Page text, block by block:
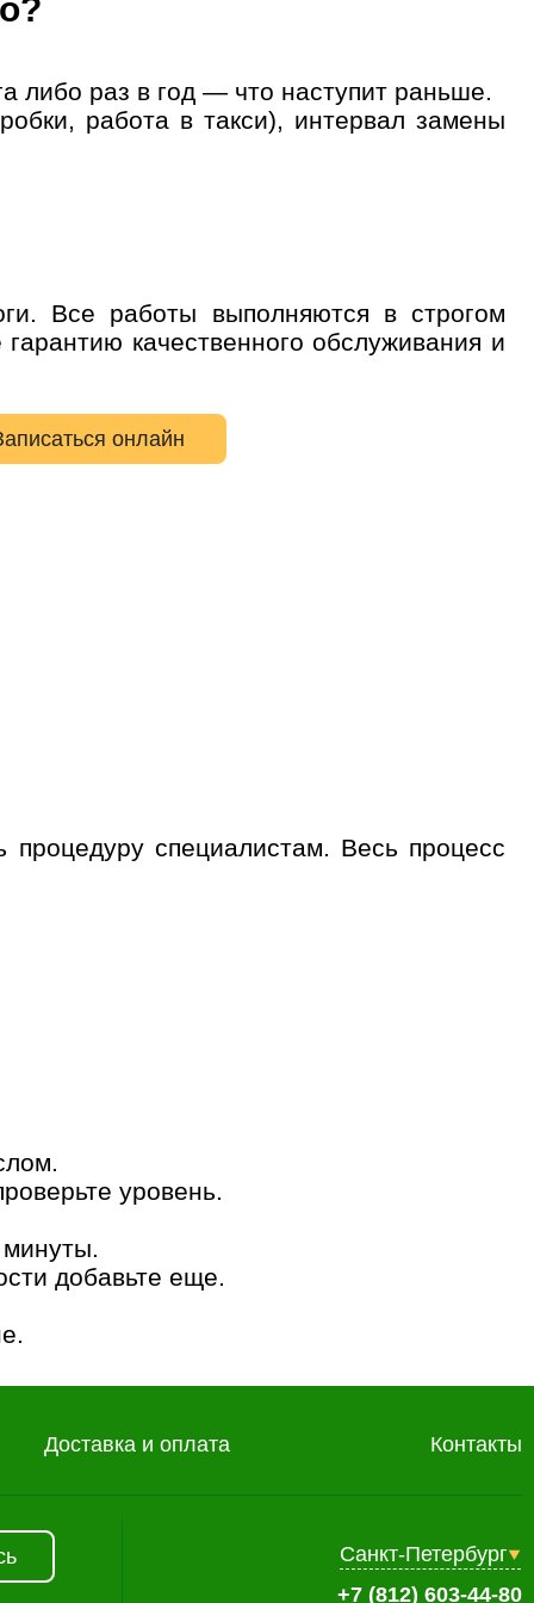
либо раз в год — что наступит раньше.
работа в такси), интервал замены
Все работы выполняются в строгом
качественного обслуживания и
онлайн
специалистам. Весь процесс
уровень.
добавьте еще.
Доставка и оплата Контакты
Санкт-Петербург
+7 (812) 603-44-80